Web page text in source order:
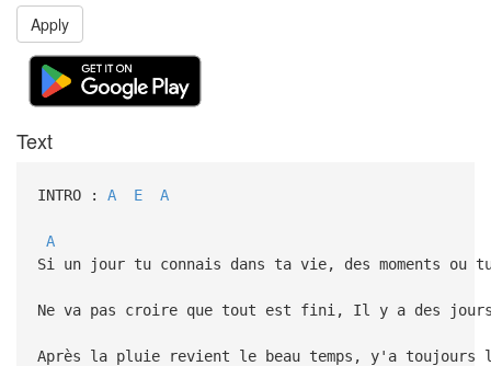
Apply
Text
INTRO : A E A
A
Si un jour tu connais dans ta vie, des moments ou
Ne va pas croire que tout est fini, Il y a des
Après la pluie revient le beau temps, y'a toujours